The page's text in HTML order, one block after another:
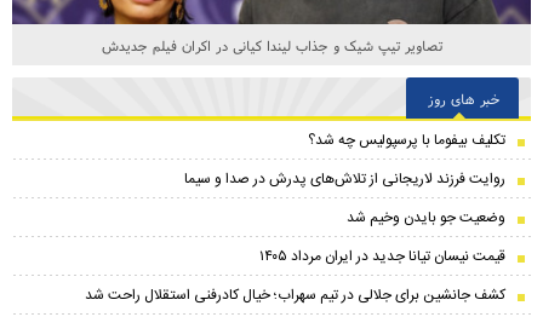
تصاویر تیپ شیک و جذاب لیندا کیانی در اکران فیلم جدیدش
خبر های روز
تکلیف بیفوما با پرسپولیس چه شد؟
روایت فرزند لاریجانی از تلاش‌های پدرش در صدا و سیما
وضعیت جو بایدن وخیم شد
قیمت نیسان تیانا جدید در ایران مرداد ۱۴۰۵
کشف جانشین برای جلالی در تیم سهراب؛ خیال کادرفنی استقلال راحت شد